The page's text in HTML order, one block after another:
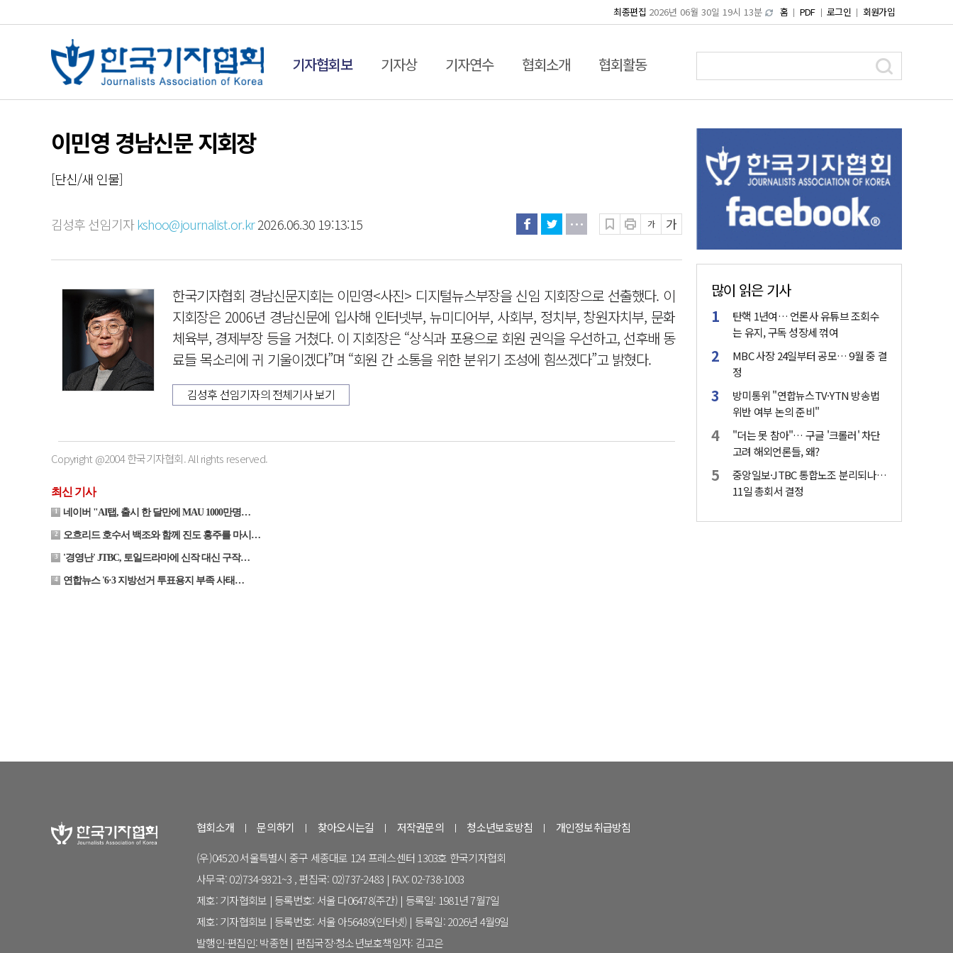
홈 PDF 로그인 회원가입
최종편집 2026년 06월 30일 19시 13분
기자협회보 기자상 기자연수 협회소개 협회활동
이민영 경남신문 지회장
[단신/새 인물]
김성후 선임기자kshoo@journalist.or.kr2026.06.30 19:13:15 가 가
한국기자협회 경남신문지회는 이민영<사진> 디지털뉴스부장을 신임 지회장으로 선출했다. 이
지회장은 2006년 경남신문에 입사해 인터넷부, 뉴미디어부, 사회부, 정치부, 창원자치부, 문화
체육부, 경제부장 등을 거쳤다. 이 지회장은 “상식과 포용으로 회원 권익을 우선하고, 선후배 동
료들 목소리에 귀 기울이겠다”며 “회원 간 소통을 위한 분위기 조성에 힘쓰겠다”고 밝혔다.
김성후 선임기자의 전체기사 보기
Copyright @2004 한국기자협회. All rights reserved.
많이 읽은 기사
탄핵 1년여… 언론사 유튜브 조회수
는 유지, 구독 성장세 꺾여
MBC 사장 24일부터 공모… 9월 중 결
정
방미통위 "연합뉴스TV·YTN 방송법
위반 여부 논의 준비"
"더는 못 참아"… 구글 '크롤러' 차단
고려 해외언론들, 왜?
중앙일보·JTBC 통합노조 분리되나…
11일 총회서 결정
협회소개 문의하기 찾아오시는길 저작권문의 청소년보호방침 개인정보취급방침
(우)04520 서울특별시 중구 세종대로 124 프레스센터 1303호 한국기자협회
사무국: 02)734-9321~3 , 편집국: 02)737-2483 | FAX: 02-738-1003
제호: 기자협회보 | 등록번호: 서울 다06478(주간) | 등록일: 1981년 7월7일
제호: 기자협회보 | 등록번호: 서울 아56489(인터넷) | 등록일: 2026년 4월9일
발행인·편집인: 박종현 | 편집국장·청소년보호책임자: 김고은